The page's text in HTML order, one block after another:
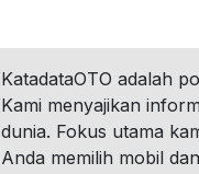
KatadataOTO adalah
Kami menyajikan
dunia. Fokus utama
Anda memilih mobil